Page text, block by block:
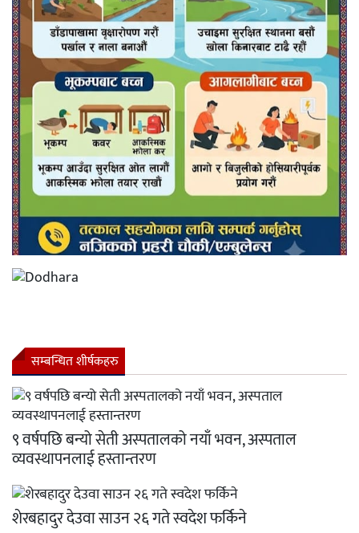
सम्बन्धित शीर्षकहरु
९ वर्षपछि बन्यो सेती अस्पतालको नयाँ भवन, अस्पताल
व्यवस्थापनलाई हस्तान्तरण
शेरबहादुर देउवा साउन २६ गते स्वदेश फर्किने